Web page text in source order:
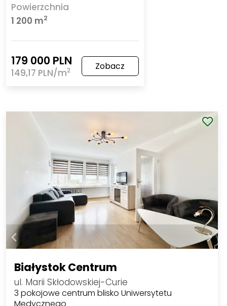
Powierzchnia
1 200 m2
179 000 PLN
149,17 PLN/m2 Zobacz
Białystok Centrum
ul. Marii Skłodowskiej-Curie
3 pokojowe centrum blisko Uniwersytetu